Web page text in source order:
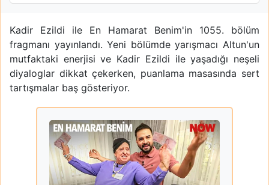
Kadir Ezildi ile En Hamarat Benim'in 1055. bölüm
fragmanı yayınlandı. Yeni bölümde yarışmacı Altun'un
mutfaktaki enerjisi ve Kadir Ezildi ile yaşadığı neşeli
diyaloglar dikkat çekerken, puanlama masasında sert
tartışmalar baş gösteriyor.